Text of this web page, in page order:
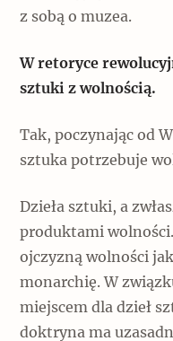
z sobą o muzea.
W retoryce
sztuki z wolnością.
Tak, poczynając od
sztuka potrzebuje
Dzieła sztuki, a
produktami
ojczyzną wolności
monarchię. W
miejscem dla dzieł
doktryna ma